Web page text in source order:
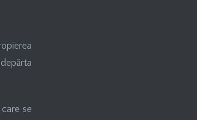
se